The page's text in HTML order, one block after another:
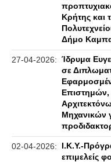
Κρήτης και
Δήμο
27-04-2026: Ίδρυμα
σε
Επιστημών,
Μηχανικών
02-04-2026:
Ι.Κ.Υ.-
επιμελείς